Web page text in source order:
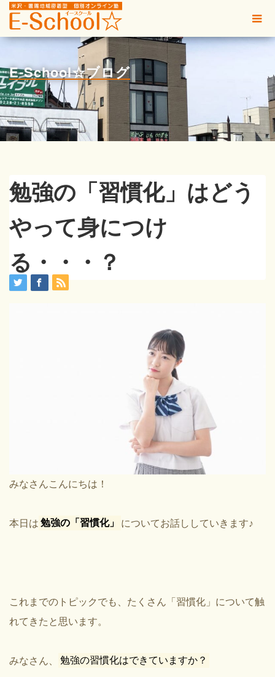
E-School☆ブログ
勉強の「習慣化」はどう
やって身につけ
る・・・？
みなさんこんにちは！
本日は 勉強の「習慣化」 についてお話ししていきます♪
これまでのトピックでも、たくさん「習慣化」について触
れてきたと思います。
みなさん、 勉強の習慣化はできていますか？